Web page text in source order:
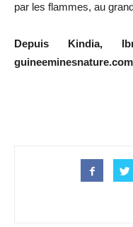
par les flammes, au
Depuis Kindia,
guineeminesnature.com